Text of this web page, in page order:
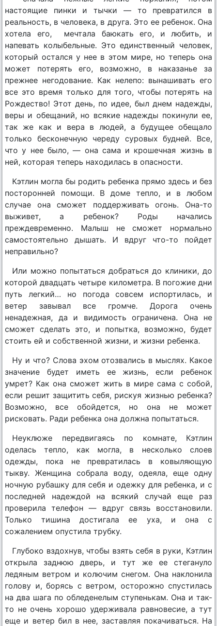
настоящие пинки и тычки — то превратился в
реальность, в человека, в друга. Это ее ребенок. Она
хотела его, мечтала баюкать его, и любить, и
напевать колыбельные. Это единственный человек,
который остался у нее в этом мире, но теперь она
может потерять его, возможно, в наказанье за
прежнее негодование. Как нелепо: вынашивать его
все это время только для того, чтобы потерять на
Рождество! Этот день, по идее, был днем надежды,
веры и обещаний, но всякие надежды покинули ее,
так же как и вера в людей, а будущее обещало
только бесконечную череду суровых будней. Все,
что у нее было, — она сама и крошечная жизнь в
ней, которая теперь находилась в опасности.
Кэтлин могла бы родить ребенка прямо здесь и без
посторонней помощи. В доме тепло, и в любом
случае она сможет поддерживать огонь. Она-то
выживет, а ребенок? Роды начались
преждевременно. Малыш не сможет нормально
самостоятельно дышать. И вдруг что-то пойдет
неправильно?
Или можно попытаться добраться до клиники, до
которой двадцать четыре километра. В погожие дни
путь легкий… но погода совсем испортилась, и
ветер завывал все громче. Дорога очень
ненадежная, да и видимость ограничена. Она не
сможет сделать это, и попытка, возможно, будет
стоить ей и собственной жизни, и жизни ребенка.
Ну и что? Слова эхом отозвались в мыслях. Какое
значение будет иметь ее жизнь, если ребенок
умрет? Как она сможет жить в мире сама с собой,
если решит защитить себя, рискуя жизнью ребенка?
Возможно, все обойдется, но она не может
рисковать. Ради ребенка она должна попытаться.
Неуклюже передвигаясь по комнате, Кэтлин
оделась тепло, как могла, в несколько слоев
одежды, пока не превратилась в ковыляющую
тыкву. Женщина собрала воду, одеяла, еще одну
ночную рубашку для себя и одежку для ребенка, и с
последней надеждой на всякий случай еще раз
проверила телефон — вдруг связь восстановили.
Только тишина достигала ее уха, и она с
сожалением опустила трубку.
Глубоко вздохнув, чтобы взять себя в руки, Кэтлин
открыла заднюю дверь, и тут же ее стегануло
ледяным ветром и колючим снегом. Она наклонила
голову и, борясь с ветром, осторожно спустилась
на два шага по обледенелым ступенькам. Она и так-
то не очень хорошо удерживала равновесие, а тут
еще и ветер бил в нее, заставляя покачиваться. На